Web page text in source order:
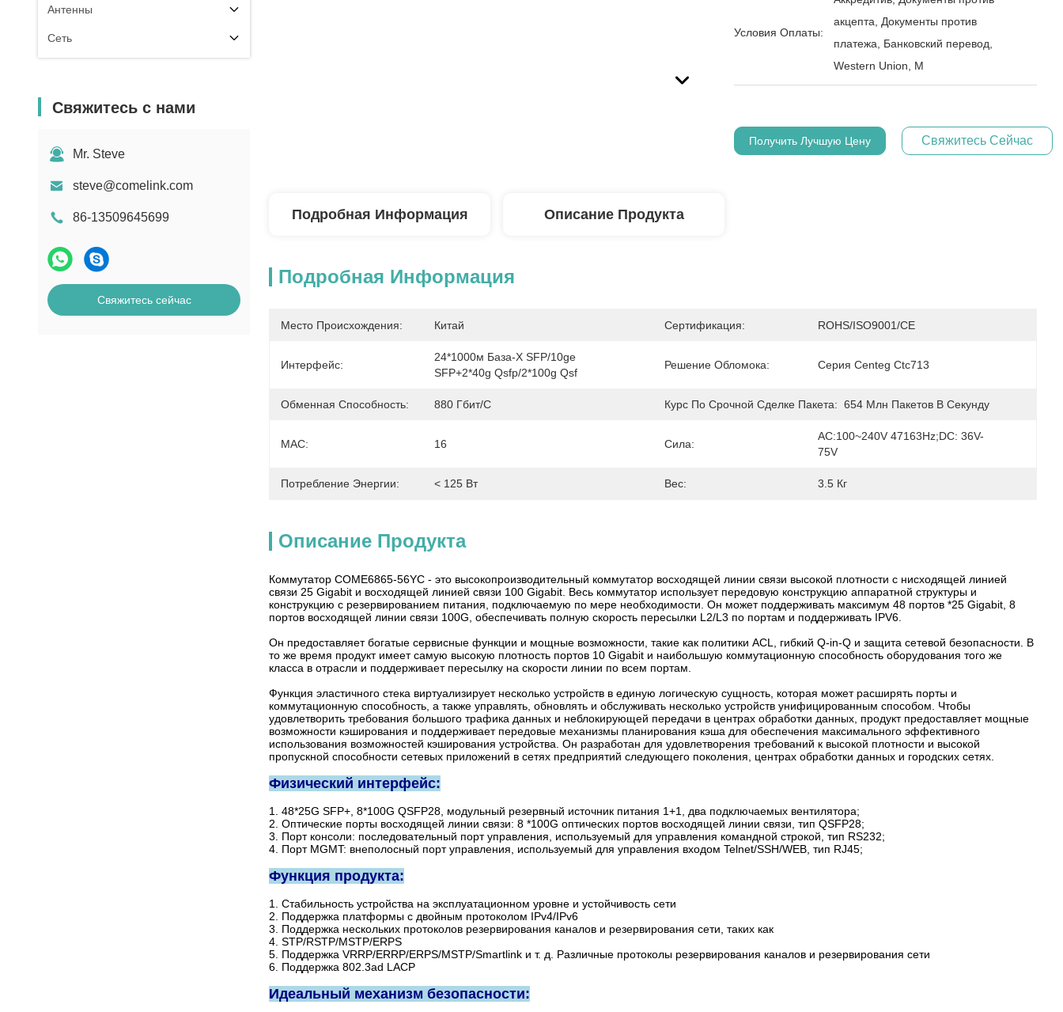
Антенны
Сеть
Свяжитесь с нами
Mr. Steve
steve@comelink.com
86-13509645699
Свяжитесь сейчас
Условия Оплаты:
акцепта, Документы против
платежа, Банковский перевод,
Western Union, M
Получить Лучшую Цену Свяжитесь Сейчас
Подробная Информация Описание Продукта
Подробная Информация
Место Происхождения: Китай Сертификация: ROHS/ISO9001/CE
Интерфейс:
24*1000м База-X SFP/10ge
SFP+2*40g Qsfp/2*100g Qsf
Решение Обломока: Серия Centeg Ctc713
Обменная Способность: 880 Гбит/с Курс По Срочной Сделке Пакета: 654 Млн Пакетов В Секунду
MAC: 16 Сила:
AC:100~240V 47163Hz;DC: 36V-
75V
Потребление Энергии: < 125 Вт Вес: 3.5 Кг
Описание Продукта
Коммутатор COME6865-56YC - это высокопроизводительный коммутатор восходящей линии связи высокой плотности с нисходящей линией
связи 25 Gigabit и восходящей линией связи 100 Gigabit. Весь коммутатор использует передовую конструкцию аппаратной структуры и
конструкцию с резервированием питания, подключаемую по мере необходимости. Он может поддерживать максимум 48 портов *25 Gigabit, 8
портов восходящей линии связи 100G, обеспечивать полную скорость пересылки L2/L3 по портам и поддерживать IPV6.
Он предоставляет богатые сервисные функции и мощные возможности, такие как политики ACL, гибкий Q-in-Q и защита сетевой безопасности. В
то же время продукт имеет самую высокую плотность портов 10 Gigabit и наибольшую коммутационную способность оборудования того же
класса в отрасли и поддерживает пересылку на скорости линии по всем портам.
Функция эластичного стека виртуализирует несколько устройств в единую логическую сущность, которая может расширять порты и
коммутационную способность, а также управлять, обновлять и обслуживать несколько устройств унифицированным способом. Чтобы
удовлетворить требования большого трафика данных и неблокирующей передачи в центрах обработки данных, продукт предоставляет мощные
возможности кэширования и поддерживает передовые механизмы планирования кэша для обеспечения максимального эффективного
использования возможностей кэширования устройства. Он разработан для удовлетворения требований к высокой плотности и высокой
пропускной способности сетевых приложений в сетях предприятий следующего поколения, центрах обработки данных и городских сетях.
Физический интерфейс:
1. 48*25G SFP+, 8*100G QSFP28, модульный резервный источник питания 1+1, два подключаемых вентилятора;
2. Оптические порты восходящей линии связи: 8 *100G оптических портов восходящей линии связи, тип QSFP28;
3. Порт консоли: последовательный порт управления, используемый для управления командной строкой, тип RS232;
4. Порт MGMT: внеполосный порт управления, используемый для управления входом Telnet/SSH/WEB, тип RJ45;
Функция продукта:
1. Стабильность устройства на эксплуатационном уровне и устойчивость сети
2. Поддержка платформы с двойным протоколом IPv4/IPv6
3. Поддержка нескольких протоколов резервирования каналов и резервирования сети, таких как
4. STP/RSTP/MSTP/ERPS
5. Поддержка VRRP/ERRP/ERPS/MSTP/Smartlink и т. д. Различные протоколы резервирования каналов и резервирования сети
6. Поддержка 802.3ad LACP
Идеальный механизм безопасности: